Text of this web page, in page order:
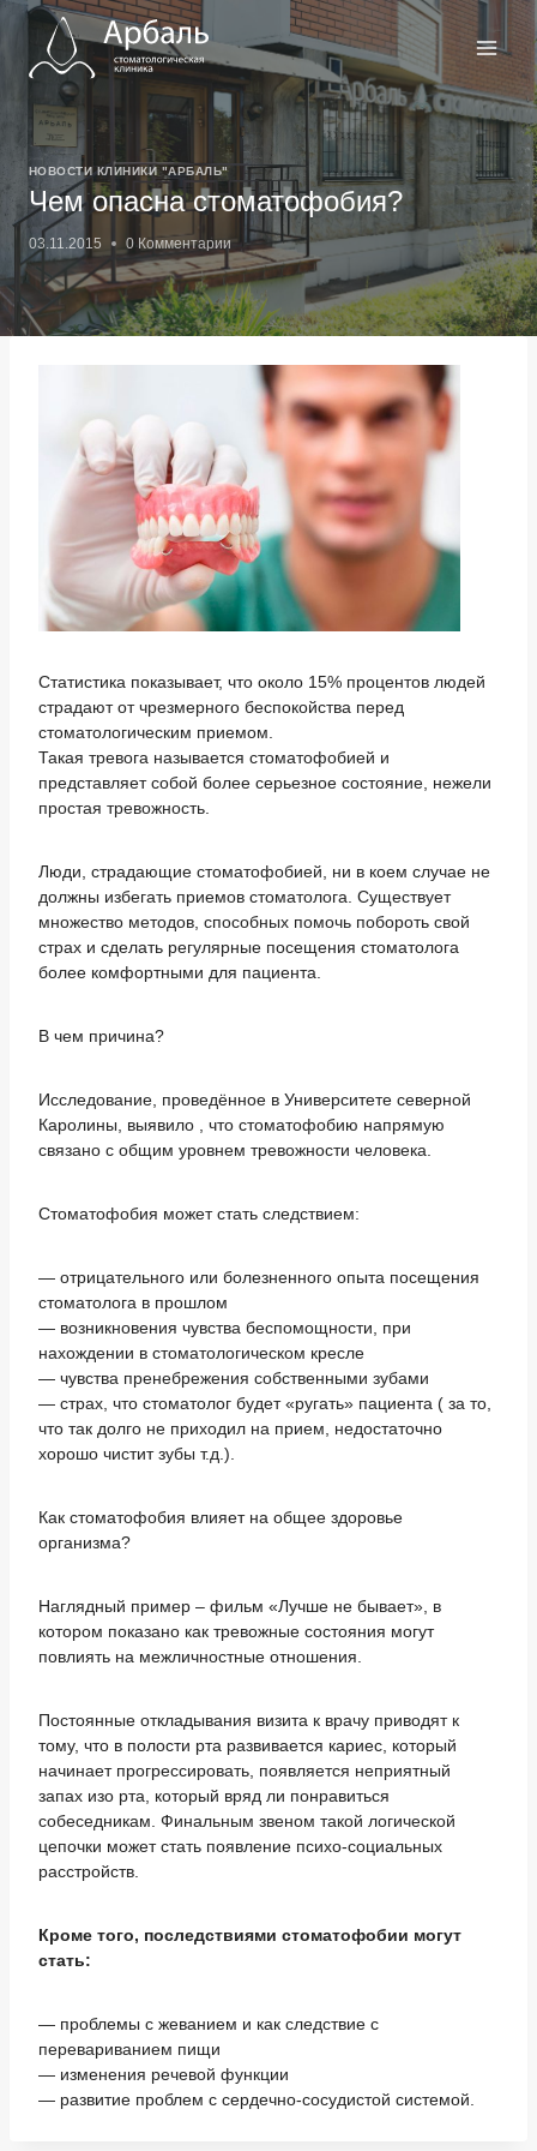
Перейти
содержимому
НОВОСТИ КЛИНИКИ "АРБАЛЬ"
Чем опасна стоматофобия?
03.11.2015 0 Комментарии
Статистика показывает, что около 15% процентов людей
страдают от чрезмерного беспокойства перед
стоматологическим приемом.
Такая тревога называется стоматофобией и
представляет собой более серьезное состояние, нежели
простая тревожность.
Люди, страдающие стоматофобией, ни в коем случае не
должны избегать приемов стоматолога. Существует
множество методов, способных помочь побороть свой
страх и сделать регулярные посещения стоматолога
более комфортными для пациента.
В чем причина?
Исследование, проведённое в Университете северной
Каролины, выявило , что стоматофобию напрямую
связано с общим уровнем тревожности человека.
Стоматофобия может стать следствием:
— отрицательного или болезненного опыта посещения
стоматолога в прошлом
— возникновения чувства беспомощности, при
нахождении в стоматологическом кресле
— чувства пренебрежения собственными зубами
— страх, что стоматолог будет «ругать» пациента ( за то,
что так долго не приходил на прием, недостаточно
хорошо чистит зубы т.д.).
Как стоматофобия влияет на общее здоровье
организма?
Наглядный пример – фильм «Лучше не бывает», в
котором показано как тревожные состояния могут
повлиять на межличностные отношения.
Постоянные откладывания визита к врачу приводят к
тому, что в полости рта развивается кариес, который
начинает прогрессировать, появляется неприятный
запах изо рта, который вряд ли понравиться
собеседникам. Финальным звеном такой логической
цепочки может стать появление психо-социальных
расстройств.
Кроме того, последствиями стоматофобии могут
стать:
— проблемы с жеванием и как следствие с
перевариванием пищи
— изменения речевой функции
— развитие проблем с сердечно-сосудистой системой.